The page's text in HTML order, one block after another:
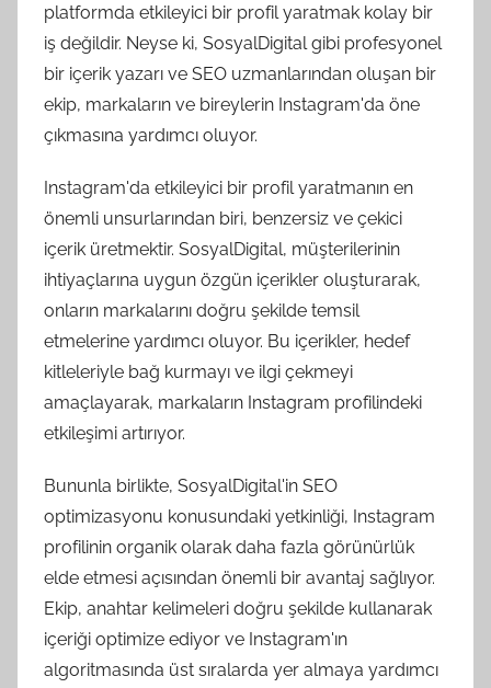
platformda etkileyici bir profil yaratmak kolay bir
iş değildir. Neyse ki, SosyalDigital gibi profesyonel
bir içerik yazarı ve SEO uzmanlarından oluşan bir
ekip, markaların ve bireylerin Instagram'da öne
çıkmasına yardımcı oluyor.
Instagram'da etkileyici bir profil yaratmanın en
önemli unsurlarından biri, benzersiz ve çekici
içerik üretmektir. SosyalDigital, müşterilerinin
ihtiyaçlarına uygun özgün içerikler oluşturarak,
onların markalarını doğru şekilde temsil
etmelerine yardımcı oluyor. Bu içerikler, hedef
kitleleriyle bağ kurmayı ve ilgi çekmeyi
amaçlayarak, markaların Instagram profilindeki
etkileşimi artırıyor.
Bununla birlikte, SosyalDigital'in SEO
optimizasyonu konusundaki yetkinliği, Instagram
profilinin organik olarak daha fazla görünürlük
elde etmesi açısından önemli bir avantaj sağlıyor.
Ekip, anahtar kelimeleri doğru şekilde kullanarak
içeriği optimize ediyor ve Instagram'ın
algoritmasında üst sıralarda yer almaya yardımcı